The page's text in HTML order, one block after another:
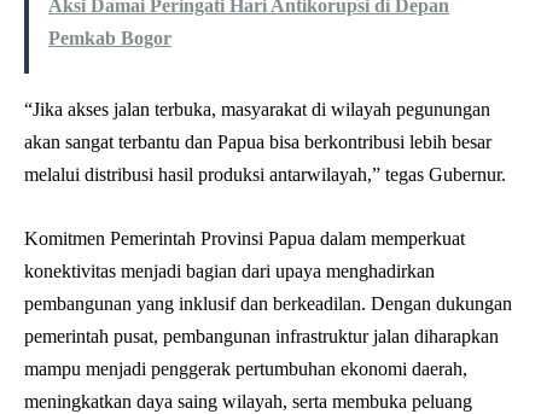
Aksi Damai Peringati Hari Antikorupsi di Depan
Pemkab Bogor
“Jika akses jalan terbuka, masyarakat di wilayah pegunungan
akan sangat terbantu dan Papua bisa berkontribusi lebih besar
melalui distribusi hasil produksi antarwilayah,” tegas Gubernur.
Komitmen Pemerintah Provinsi Papua dalam memperkuat
konektivitas menjadi bagian dari upaya menghadirkan
pembangunan yang inklusif dan berkeadilan. Dengan dukungan
pemerintah pusat, pembangunan infrastruktur jalan diharapkan
mampu menjadi penggerak pertumbuhan ekonomi daerah,
meningkatkan daya saing wilayah, serta membuka peluang